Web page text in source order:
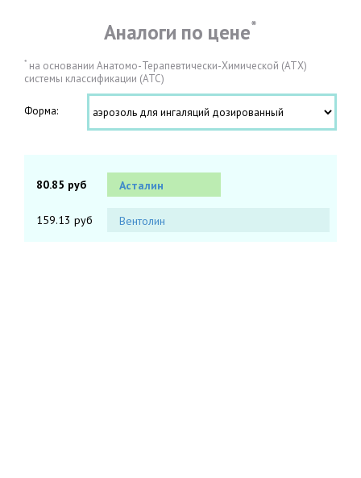
Аналоги по цене*
* на основании Анатомо-Терапевтически-Химической (АТХ)
системы классификации (АТС)
Форма:
80.85 руб Асталин
159.13 руб Вентолин